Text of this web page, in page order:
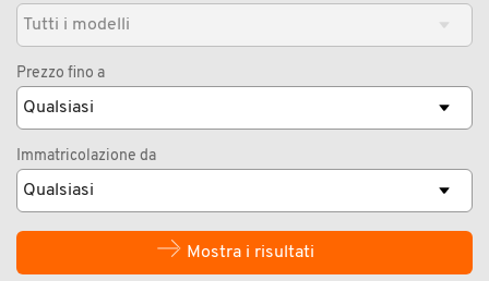
Prezzo fino a
Immatricolazione da
Mostra i risultati